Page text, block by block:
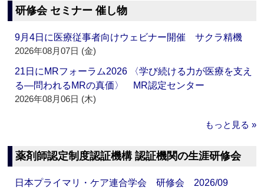
研修会 セミナー 催し物
9月4日に医療従事者向けウェビナー開催 サクラ精機
2026年08月07日 (金)
21日にMRフォーラム2026 〈学び続ける力が医療を支え
る―問われるMRの真価〉 MR認定センター
2026年08月06日 (木)
もっと見る »
薬剤師認定制度認証機構 認証機関の生涯研修会
日本プライマリ・ケア連合学会 研修会 2026/09